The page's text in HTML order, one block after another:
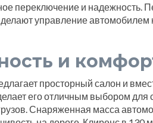
переключение и надежность.
делают управление
и
просторный салон и
его отличным выбором для
Снаряженная масса